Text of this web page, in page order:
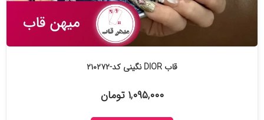
قاب DIOR نگینی کد-۲۱۰۲۷۲
۱,۰۹۵,۰۰۰ تومان